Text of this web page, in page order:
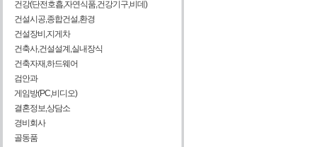
건강(단전호흡,자연식품,건강기구,비데)
건설시공,종합건설,환경
건설장비,지게차
건축사,건설설계,실내장식
건축자재,하드웨어
검안과
게임방(PC,비디오)
결혼정보,상담소
경비회사
골동품